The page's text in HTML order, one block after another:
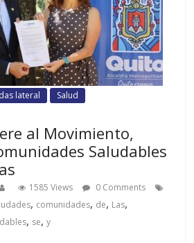
lateral
Salud
al Movimiento,
Saludables
1585 Views
0 Comments
, comunidades, de, Las,
, se,y